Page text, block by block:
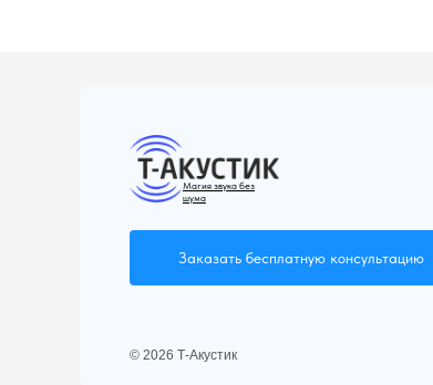
Заказать бесплатную консультацию
Магия звука без
шума
© 2026 Т-Акустик